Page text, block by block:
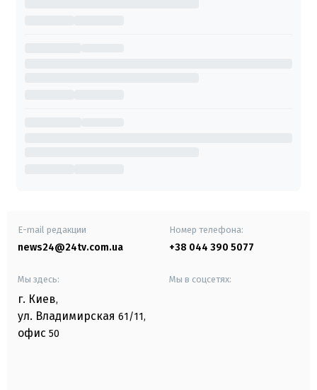
E-mail редакции
news24@24tv.com.ua
Номер телефона:
+38 044 390 5077
Мы здесь:
г. Киев,
ул. Владимирская 61/11,
офис 50
Мы в соцсетях: